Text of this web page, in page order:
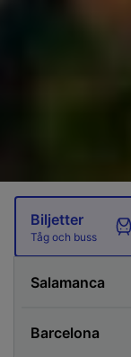
Biljetter
Tåg och buss